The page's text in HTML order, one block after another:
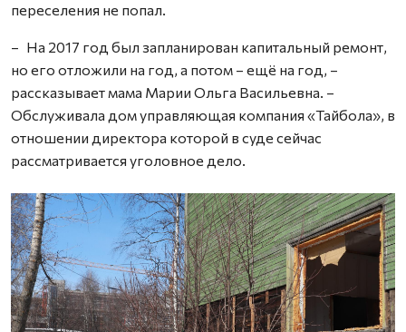
переселения не попал.
– На 2017 год был запланирован капитальный ремонт,
но его отложили на год, а потом – ещё на год, –
рассказывает мама Марии Ольга Васильевна. –
Обслуживала дом управляющая компания «Тайбола», в
отношении директора которой в суде сейчас
рассматривается уголовное дело.